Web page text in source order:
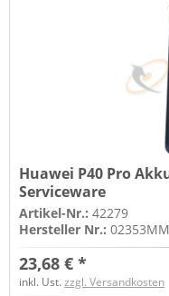
Huawei P40 Pro
Serviceware
Artikel-Nr.:42279
Hersteller Nr.:
23,68 € *
inkl. Ust.zzgl. Versandkosten